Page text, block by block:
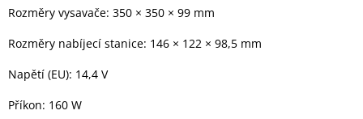
Rozměry vysavače: 350 × 350 × 99 mm
Rozměry nabíjecí stanice: 146 × 122 × 98,5 mm
Napětí (EU): 14,4 V
Příkon: 160 W